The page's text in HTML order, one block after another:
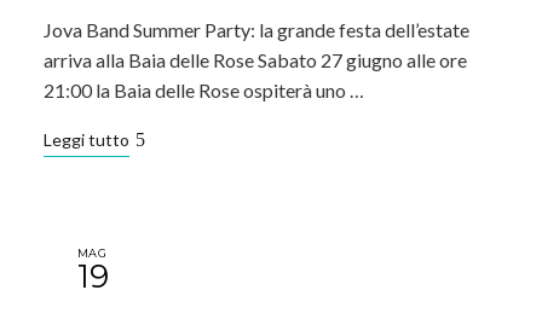
Jova Band Summer Party: la grande festa dell’estate
arriva alla Baia delle Rose Sabato 27 giugno alle ore
21:00 la Baia delle Rose ospiterà uno …
Leggi tutto
MAG
19